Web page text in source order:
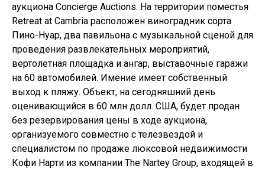
аукциона Concierge Auctions. На территории поместья
Retreat at Cambria расположен виноградник сорта
Пино-Нуар, два павильона с музыкальной сценой для
проведения развлекательных мероприятий,
вертолетная площадка и ангар, выставочные гаражи
на 60 автомобилей. Имение имеет собственный
выход к пляжу. Объект, на сегодняшний день
оценивающийся в 60 млн долл. США, будет продан
без резервирования цены в ходе аукциона,
организуемого совместно с телезвездой и
специалистом по продаже люксовой недвижимости
Кофи Нарти из компании The Nartey Group, входящей в